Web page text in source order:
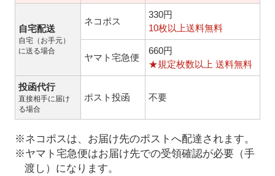
自宅配送
自宅（お手元）
に送る場合
ネコポス
330円
10枚以上送料無料
ヤマト宅急便
660円
★規定枚数以上 送料無料
投函代行
直接相手に届け
る場合
ポスト投函 不要
※ネコポスは、お届け先のポストへ配達されます。
※ヤマト宅急便はお届け先での受領確認が必要（手
渡し）になります。